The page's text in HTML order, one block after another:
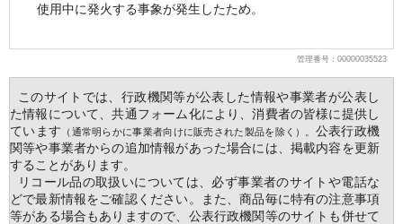
使用中に発火する事象が発生したため。
管理番号：00000035523
このサイトでは、行政機関等が公表した情報や事業者が公表し
た情報について、共通フォーム化により、消費者の皆様に提供し
ています
（通常明らかに事業者向けに販売された製品を除く）。 公表行政機
関等や事業者からの追加情報があった場合には、掲載内容を更新
することがあります。
リコール品の取扱いについては、必ず事業者のサイトや電話な
どで最新情報をご確認ください。また、商品毎に特有の注意事項
等がある場合もありますので、公表行政機関等のサイトも併せて